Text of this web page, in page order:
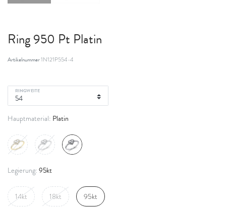
Ring 950 Pt Platin
Artikelnummer1N121P554-4
RINGWEITE
Hauptmaterial: Platin
Legierung: 95kt
14kt 18kt 95kt